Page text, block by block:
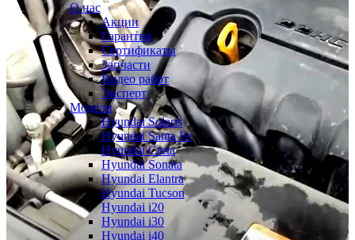
О нас
Акции
Гарантия
Сертификаты
Запчасти
Видео работ
Эксперт
Модели
Hyundai Solaris
Hyundai Santa Fe
Hyundai Creta
Hyundai Sonata
Hyundai Elantra
Hyundai Tucson
Hyundai i20
Hyundai i30
Hyundai i40